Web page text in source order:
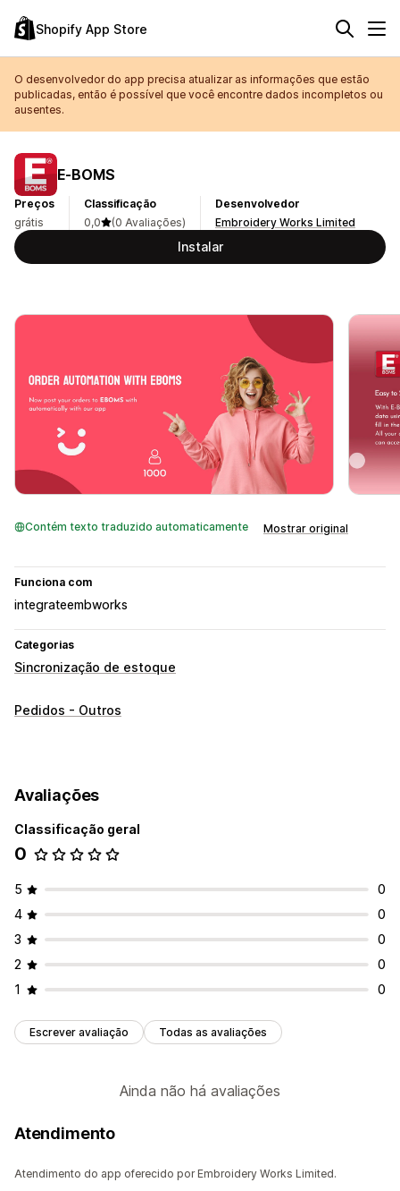
Shopify App Store
O desenvolvedor do app precisa atualizar as informações que estão
publicadas, então é possível que você encontre dados incompletos ou
ausentes.
E‑BOMS
Preços
grátis
Classificação
0,0
(0 Avaliações)
Desenvolvedor
Embroidery Works Limited
Instalar
Contém texto traduzido automaticamente Mostrar original
Funciona com
integrateembworks
Categorias
Sincronização de estoque
Pedidos - Outros
Avaliações
Classificação geral
0
5
0
4
0
3
0
2
0
1
0
Escrever avaliação Todas as avaliações
Ainda não há avaliações
Atendimento
Atendimento do app oferecido por Embroidery Works Limited.